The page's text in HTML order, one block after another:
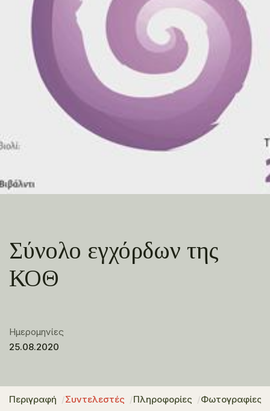
Σύνολο εγχόρδων της
ΚΟΘ
Ημερομηνίες
25.08.2020
Περιγραφή Συντελεστές Πληροφορίες Φωτογραφίες